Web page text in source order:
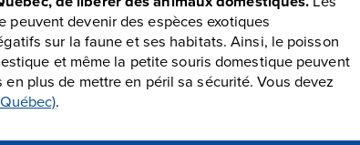
devenir des espèces exotiques
sur la faune et ses habitats. Ainsi, le poisson
et même la petite souris domestique peuvent
plus de mettre en péril sa sécurité. Vous devez
.